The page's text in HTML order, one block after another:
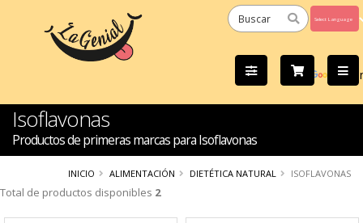
by
Isoflavonas
Productos de primeras marcas para Isoflavonas
INICIO ALIMENTACIÓN DIETÉTICA NATURAL ISOFLAVONAS
Total de productos disponibles 2